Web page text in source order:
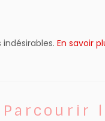
En savoir
Parcourir